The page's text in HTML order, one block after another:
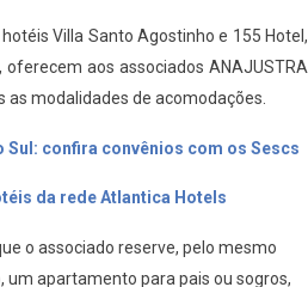
Villa Santo Agostinho e 155 Hotel,
aos associados ANAJUSTRA
as modalidades de acomodações.
Sul: confira convênios com os Sescs
da rede Atlantica Hotels
o associado reserve, pelo mesmo
um apartamento para pais ou sogros,